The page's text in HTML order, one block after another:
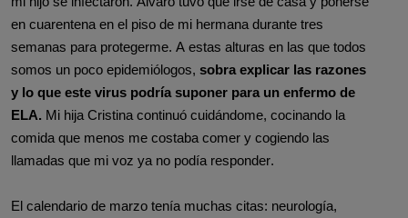
en cuarentena en el piso de mi hermana durante tres
semanas para protegerme. A estas alturas en las que todos
somos un poco epidemiólogos, sobra explicar las razones
y lo que este virus podría suponer para un enfermo de
ELA. Mi hija Cristina continuó cuidándome, cocinando la
comida que menos me costaba comer y cogiendo las
llamadas que mi voz ya no podía responder.
El calendario de marzo tenía muchas citas: neurología,